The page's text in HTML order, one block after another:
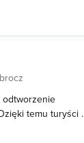
odtworzenie
temu turyści i